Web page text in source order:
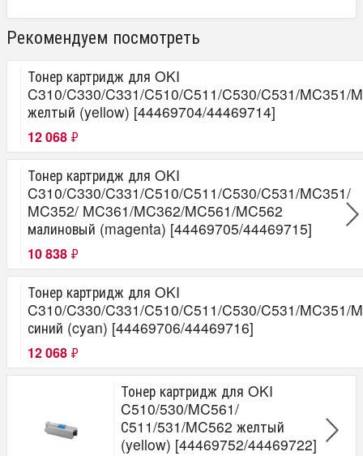
Рекомендуем посмотреть
Тонер картридж для OKI
C310/C330/C331/C510/C511/C530/C531/MC351/
желтый (yellow) [44469704/44469714]
12 068 ₽
Тонер картридж для OKI
C310/C330/C331/C510/C511/C530/C531/MC351/
MC352/ MC361/MC362/MC561/MC562
малиновый (magenta) [44469705/44469715]
10 838 ₽
Тонер картридж для OKI
C310/C330/C331/C510/C511/C530/C531/MC351/
синий (cyan) [44469706/44469716]
12 068 ₽
Тонер картридж для OKI
C510/530/MC561/
С511/531/MC562 желтый
(yellow) [44469752/44469722]